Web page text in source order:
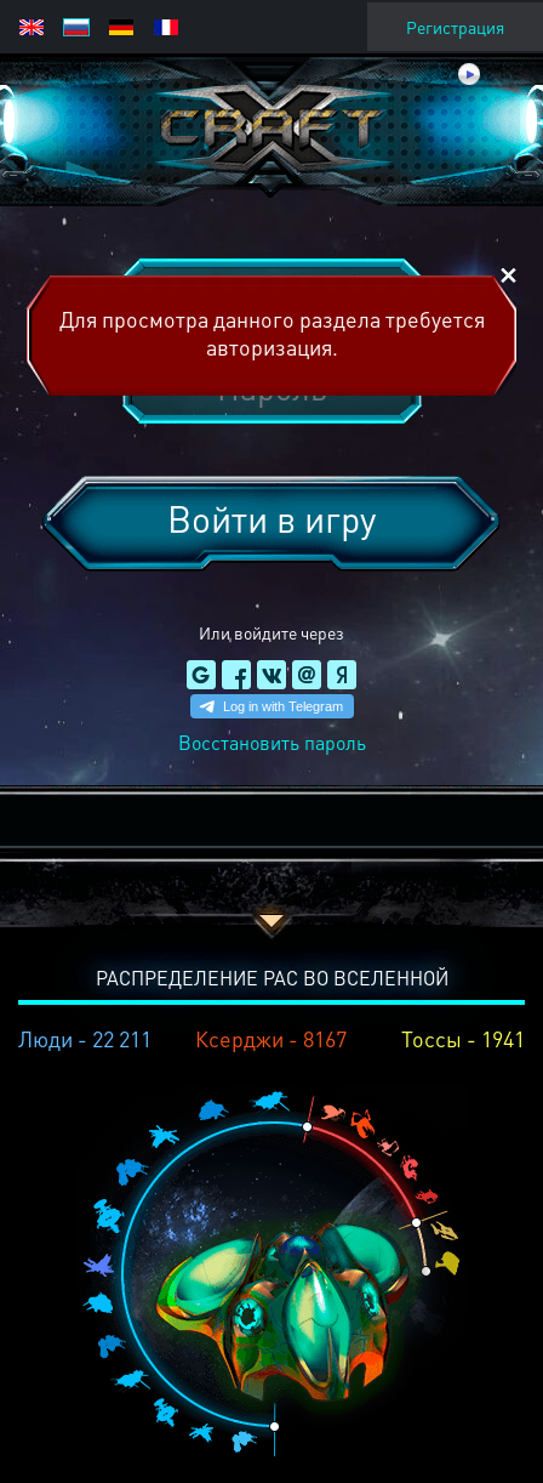
Регистрация
Или войдите через
Войти в игру
Восстановить пароль
Для просмотра данного раздела требуется
авторизация.
РАСПРЕДЕЛЕНИЕ РАС ВО ВСЕЛЕННОЙ
Люди - 22 211 Ксерджи - 8167 Тоссы - 1941